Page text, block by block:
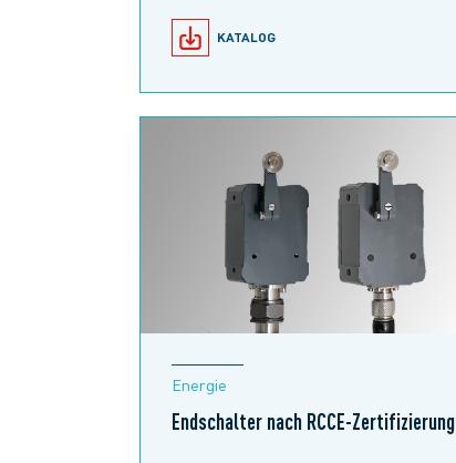
KATALOG
Energie
Endschalter nach RCCE-Zertifizierung